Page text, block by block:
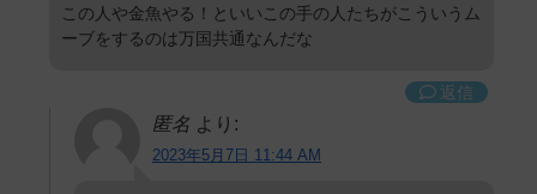
この人や金魚やる！といいこの手の人たちがこういうム
ーブをするのは万国共通なんだな
返信
匿名 より:
2023年5月7日 11:44 AM